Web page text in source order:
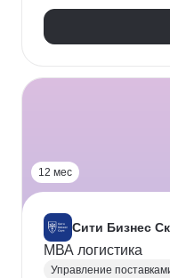
12 мес
Сити Бизнес
МВА логистика
Управление